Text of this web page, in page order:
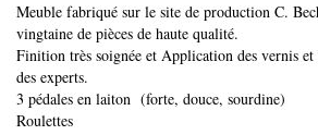
Meuble fabriqué sur le site de production C.
vingtaine de pièces de haute qualité.
Finition très soignée et Application des vernis et
des experts.
3 pédales en laiton (forte, douce, sourdine)
Roulettes